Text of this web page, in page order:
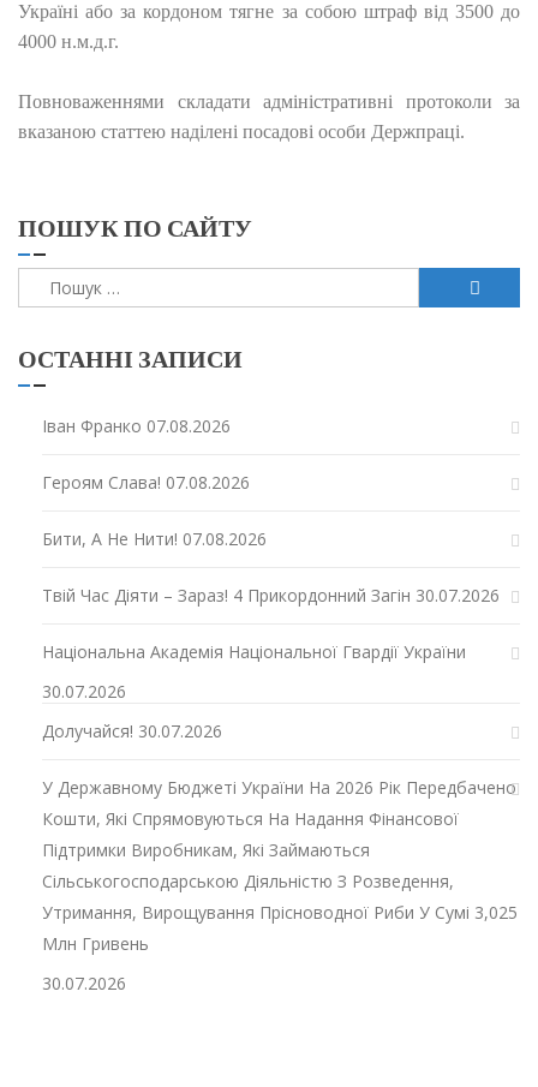
Україні або за кордоном тягне за собою штраф від 3500 до
4000 н.м.д.г.
Повноваженнями складати адміністративні протоколи за
вказаною статтею наділені посадові особи Держпраці.
ПОШУК ПО САЙТУ
Пошук:
ОСТАННІ ЗАПИСИ
Іван Франко 07.08.2026
Героям Слава! 07.08.2026
Бити, А Не Нити! 07.08.2026
Твій Час Діяти – Зараз! 4 Прикордонний Загін 30.07.2026
Національна Академія Національної Гвардії України
30.07.2026
Долучайся! 30.07.2026
У Державному Бюджеті України На 2026 Рік Передбачено
Кошти, Які Спрямовуються На Надання Фінансової
Підтримки Виробникам, Які Займаються
Сільськогосподарською Діяльністю З Розведення,
Утримання, Вирощування Прісноводної Риби У Сумі 3,025
Млн Гривень
30.07.2026